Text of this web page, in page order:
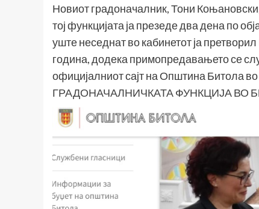
Новиот градоначалник, Тони
тој функцијата ја презеде два дена по
уште неседнат во кабинетот ја
година, додека примопредавањето се
официјалниот сајт на Општина Битола во
ГРАДОНАЧАЛНИЧКАТА ФУНКЦИЈА ВО